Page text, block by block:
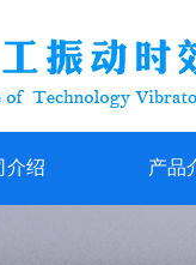
介绍 产品